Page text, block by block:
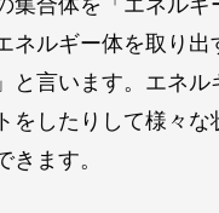
ネルギー体を取り出
と言います。エネル
をしたりして様々な
きます。